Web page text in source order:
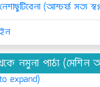
(আশ্চর্য্য সত্য
নমুনা পাঠ্য (মেশিন
expand)